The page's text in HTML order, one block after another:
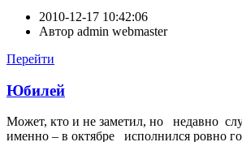
2010-12-17 10:42:06
Автор admin webmaster
Перейти
Юбилей
Может, кто и не заметил, но недавно
именно – в октябре исполнился ровно